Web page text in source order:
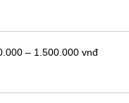
– 1.500.000 vnđ